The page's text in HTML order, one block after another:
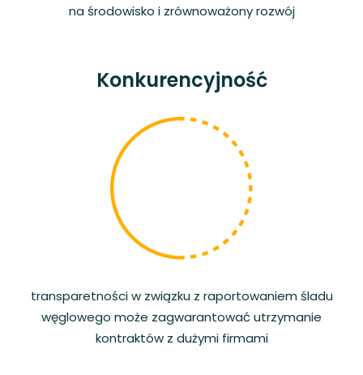
na środowisko i zrównoważony rozwój
Konkurencyjność
transparetności w związku z raportowaniem śladu
węglowego może zagwarantować utrzymanie
kontraktów z dużymi firmami